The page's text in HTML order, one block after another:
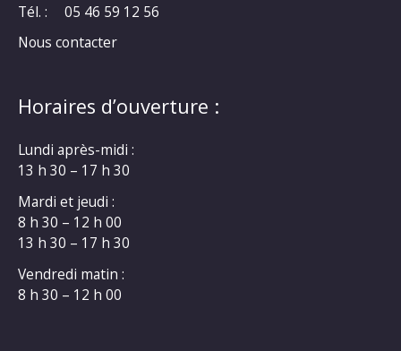
Tél. :
05 46 59 12 56
Nous contacter
Horaires d’ouverture :
Lundi après-midi :
13 h 30 – 17 h 30
Mardi et jeudi :
8 h 30 – 12 h 00
13 h 30 – 17 h 30
Vendredi matin :
8 h 30 – 12 h 00